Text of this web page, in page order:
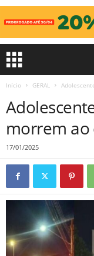
Início GERAL
morrem ao
17/01/2025